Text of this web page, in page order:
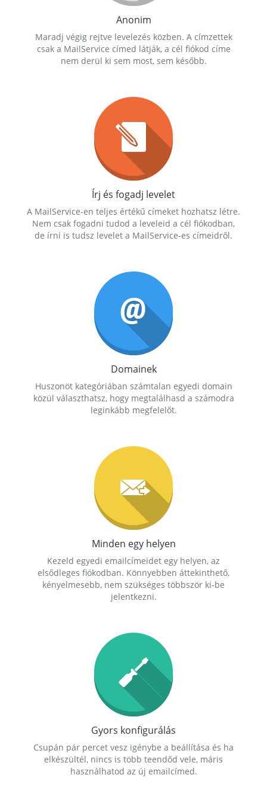
Anonim
Maradj végig rejtve levelezés közben. A címzettek
csak a MailService címed látják, a cél fiókod címe
nem derül ki sem most, sem később.
Írj és fogadj levelet
A MailService-en teljes értékű címeket hozhatsz létre.
Nem csak fogadni tudod a leveleid a cél fiókodban,
de írni is tudsz levelet a MailService-es címeidről.
Domainek
Huszonöt kategóriában számtalan egyedi domain
közül választhatsz, hogy megtalálhasd a számodra
leginkább megfelelőt.
Minden egy helyen
Kezeld egyedi emailcímeidet egy helyen, az
elsődleges fiókodban. Könnyebben áttekinthető,
kényelmesebb, nem szükséges többször ki-be
jelentkezni.
Gyors konfigurálás
Csupán pár percet vesz igénybe a beállítása és ha
elkészültél, nincs is több teendőd vele, máris
használhatod az új emailcímed.